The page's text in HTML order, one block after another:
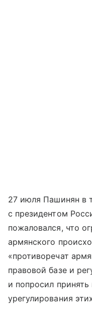
27 июля Пашинян в
с президентом
пожаловался, что
армянского
«противоречат
правовой базе и
и попросил
урегулирования